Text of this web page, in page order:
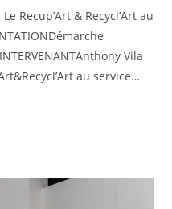
Recup’Art & Recycl’Art au
Vila
au service…